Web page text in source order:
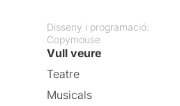
Disseny i programació:
Copymouse
Vull veure
Teatre
Musicals